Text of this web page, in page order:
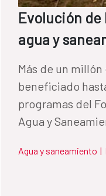
Evolución de
agua y
Más de un millón
beneficiado
programas del
Agua y
Agua y saneamiento |